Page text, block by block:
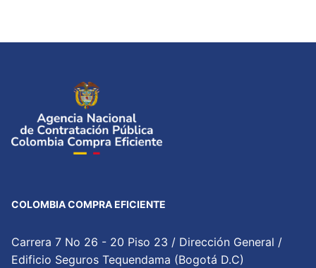
COLOMBIA COMPRA EFICIENTE
Carrera 7 No 26 - 20 Piso 23 / Dirección General /
Edificio Seguros Tequendama (Bogotá D.C)